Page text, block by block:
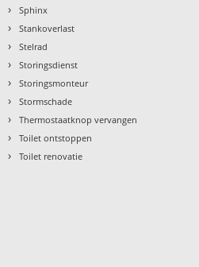
› Sphinx
› Stankoverlast
› Stelrad
› Storingsdienst
› Storingsmonteur
› Stormschade
› Thermostaatknop vervangen
› Toilet ontstoppen
› Toilet renovatie